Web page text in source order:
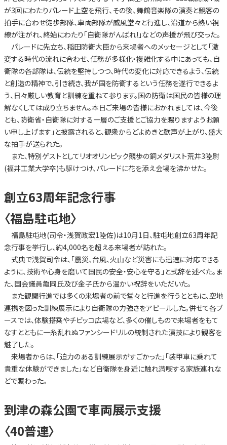
が3回にわたりパレード上空を飛行、その後、舞鶴音楽隊の演奏と観客の
拍手に合わせ徒歩部隊、車両部隊が威風堂々と行進し、沿道から熱い視
線が注がれ、終始にわたり「自衛隊がんばれ!」などの声援が飛び交った。
パレードに先立ち、稲田防衛大臣から来場者へのメッセージとして「激
変する時代の流れに合わせ、任務が多様化・複雑化する中にあっても、自
衛隊の各部隊は、伝統を堅持しつつ、時代の変化に対応できるよう、伝統
と創造の精神で、引き続き、我が国を防衛するという任務を遂行できるよ
う、日々厳しい教育と訓練を重ねて参ります。国の防衛は国民の皆様の理
解なくしては成り立ちません。本日ご来場の皆様におかれましては、今後
とも、防衛省・自衛隊に対する一層のご支援とご協力を賜りますようお願
い申し上げます」と披露されると、観衆からどよめきと歓声が上がり、盛大
な拍手が送られた。
また、特別ゲストとしてリオオリンピック競歩の銅メダリスト荒井3陸尉
(福井工業大学卒)も駆けつけ、パレードに花を添え会場を沸かせた。
創立63周年記念行事
〈福島駐屯地〉
福島駐屯地(司令・浅賀政宏1陸佐)は10月1日、駐屯地創立63周年記
念行事を挙行し、約4,000名を超える来場者が訪れた。
式典で浅賀司令は、「震災、台風、火山など災害にも迅速に対応できる
ように、技術や心身を磨いて国民の安全・安心を守る」と式辞を述べた。ま
た、国会議員亀岡氏及び金子氏から温かい祝辞をいただいた。
また観閲行進では多くの来場者の前で堂々と行進を行うとともに、空地
連携を図った訓練展示により自衛隊の力強さをアピールした。併せて各ブ
ースでは、体験搭乗やチビッコ広場など、多くの催しもので来場者をもて
なすとともに一糸乱れぬファンシードリルの統制された演技により観客を
魅了した。
来場者からは、「迫力のある訓練展示がすごかった」「装甲車に乗れて
貴重な体験ができました」など自衛隊を身近に触れ満喫する家族連れな
どで賑わった。
到津の森公園で車両展示支援
〈40普連〉